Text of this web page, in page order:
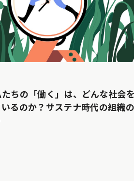
たちの「働く」は、どんな社会を
るのか？サステナ時代の組織の